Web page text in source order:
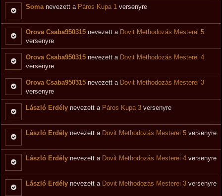
Somanevezett a Páros Kupa 1 versenyre
Orova Csaba950315 nevezett a Dovit Methodozás Mesterei 5
versenyre
Orova Csaba950315 nevezett a Dovit Methodozás Mesterei 4
versenyre
Orova Csaba950315 nevezett a Dovit Methodozás Mesterei 3
versenyre
László Erdély nevezett a Páros Kupa 3 versenyre
László Erdély nevezett a Dovit Methodozás Mesterei 5 versenyre
László Erdély nevezett a Dovit Methodozás Mesterei 4 versenyre
László Erdély nevezett a Dovit Methodozás Mesterei 3 versenyre